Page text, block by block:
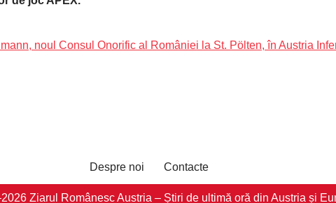
noul Consul Onorific al României la St. Pölten, în Austria
Despre noi Contacte
Ziarul Românesc Austria – Știri de ultimă oră din Austria și